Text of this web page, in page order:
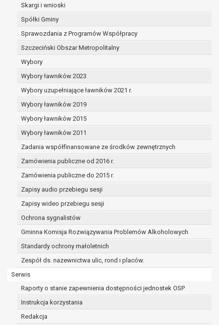
Skargi i wnioski
Spółki Gminy
Sprawozdania z Programów Współpracy
Szczeciński Obszar Metropolitalny
Wybory
Wybory ławników 2023
Wybory uzupełniające ławników 2021 r.
Wybory ławników 2019
Wybory ławników 2015
Wybory ławników 2011
Zadania współfinansowane ze środków zewnętrznych
Zamówienia publiczne od 2016 r.
Zamówienia publiczne do 2015 r.
Zapisy audio przebiegu sesji
Zapisy wideo przebiegu sesji
Ochrona sygnalistów
Gminna Komisja Rozwiązywania Problemów Alkoholowych
Standardy ochrony małoletnich
Zespół ds. nazewnictwa ulic, rond i placów.
Serwis
Raporty o stanie zapewnienia dostępności jednostek OSP
Instrukcja korzystania
Redakcja
Organem właściwym do wniesienia skargi jest Prezes
jest dobrowolne albo jest wymogiem ustawowym lub
Pani/Pana dane nie będą poddawane
również profilowaniu.